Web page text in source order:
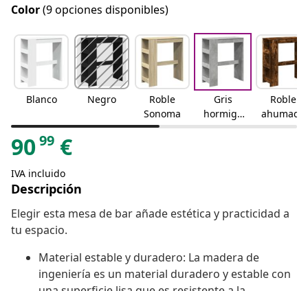
Color(9 opciones disponibles)
Blanco Negro
Roble
Sonoma
Gris
hormigó
n
Roble
ahumado
9099 €
IVA incluido
Descripción
Elegir esta mesa de bar añade estética y practicidad a
tu espacio.
Material estable y duradero: La madera de
ingeniería es un material duradero y estable con